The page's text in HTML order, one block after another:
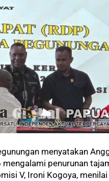
menyatakan
mengalami penurunan
V, Ironi Kogoya, menilai